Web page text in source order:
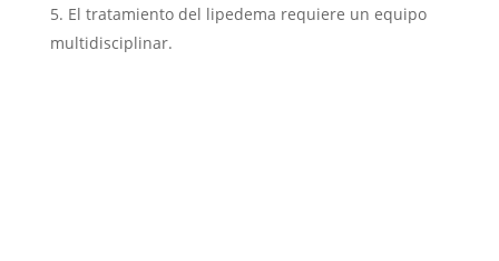
El tratamiento del lipedema requiere un equipo
multidisciplinar.